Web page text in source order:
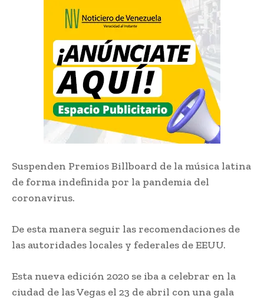
Suspenden Premios Billboard de la música latina
de forma indefinida por la pandemia del
coronavirus.
De esta manera seguir las recomendaciones de
las autoridades locales y federales de EEUU.
Esta nueva edición 2020 se iba a celebrar en la
ciudad de las Vegas el 23 de abril con una gala